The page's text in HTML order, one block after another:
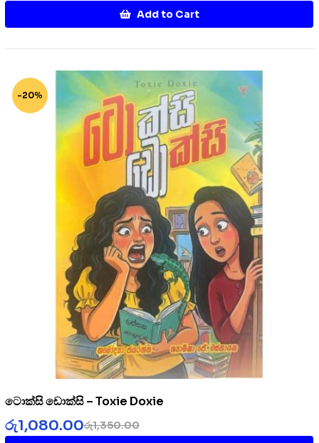
Add to Cart
-20%
ටොක්සි ඩොක්සි – Toxie Doxie
රු1,350.00
රු1,080.00